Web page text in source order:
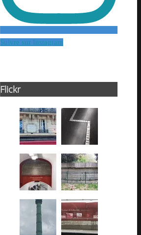
Suivre sur Instagram
Flickr